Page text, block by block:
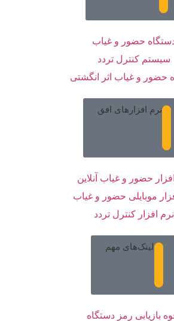
حضور و غیاب
سیستم کنترل تردد
حضور و غیاب اثر انگشتی
نرم افزارهای افق
حضور و غیاب آنلاین
موبایلی حضور و غیاب
نرم افزار کنترل تردد
لینک‌های مهم
بازیابی رمز دستگاه